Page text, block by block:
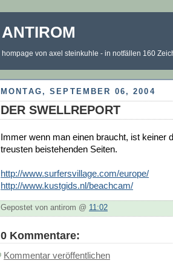
ANTIROM
hompage von axel steinkuhle - in notfällen 160
MONTAG, SEPTEMBER 06, 2004
DER SWELLREPORT
Immer wenn man einen braucht, ist keiner
treusten beistehenden Seiten.
http://www.surfersvillage.com/europe/
http://www.kustgids.nl/beachcam/
Gepostet von antirom @ 11:02
0 Kommentare:
Kommentar veröffentlichen